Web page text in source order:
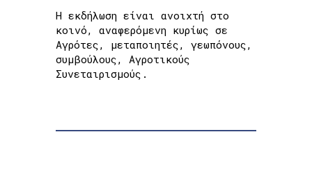
Η εκδήλωση είναι ανοιχτή στο
κοινό, αναφερόμενη κυρίως σε
Αγρότες, μεταποιητές, γεωπόνους,
συμβούλους, Αγροτικούς
Συνεταιρισμούς.